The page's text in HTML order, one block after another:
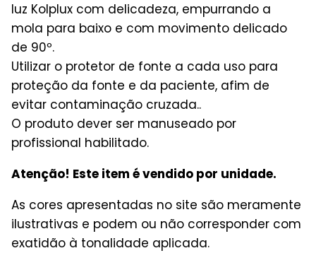
luz Kolplux com delicadeza, empurrando a
mola para baixo e com movimento delicado
de 90º.
Utilizar o protetor de fonte a cada uso para
proteção da fonte e da paciente, afim de
evitar contaminação cruzada..
O produto dever ser manuseado por
profissional habilitado.
Atenção! Este item é vendido por unidade.
As cores apresentadas no site são meramente
ilustrativas e podem ou não corresponder com
exatidão à tonalidade aplicada.